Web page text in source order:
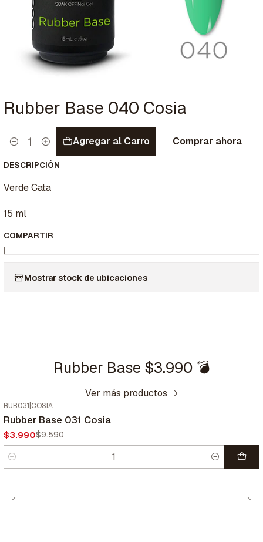
Rubber Base 040 Cosia
Cantidad
Agregar al Carro Comprar ahora
DESCRIPCIÓN
Verde Cata
15 ml
COMPARTIR
|
Mostrar stock de ubicaciones
Rubber Base $3.990 💣
Ver más productos
-58%
RUB031 COSIA
Rubber Base 031 Cosia
$3.990$9.590
Cantidad